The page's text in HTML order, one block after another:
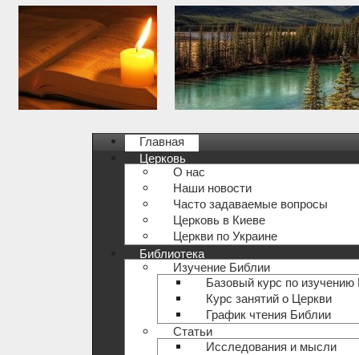
Главная
Церковь
О нас
Наши новости
Часто задаваемые вопросы
Церковь в Киеве
Церкви по Украине
Библиотека
Изучение Библии
Базовый курс по изучению
Курс занятий о Церкви
График чтения Библии
Статьи
Исследования и мысли